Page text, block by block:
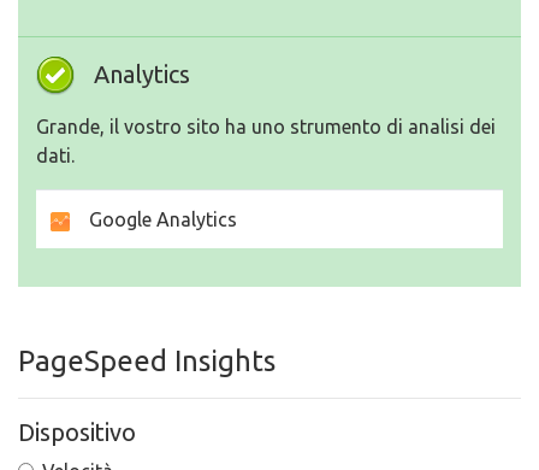
Analytics
Grande, il vostro sito ha uno strumento di analisi dei
dati.
Google Analytics
PageSpeed Insights
Dispositivo